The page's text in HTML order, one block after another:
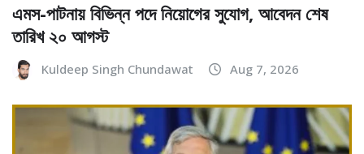
এমস-পাটনায় বিভিন্ন পদে নিয়োগের সুযোগ, আবেদন শেষ
তারিখ ২০ আগস্ট
Kuldeep Singh Chundawat Aug 7, 2026